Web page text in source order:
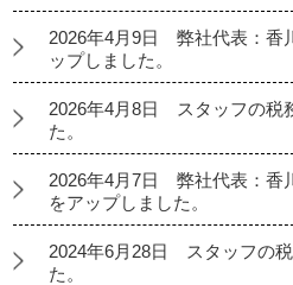
2026年4月9日 弊社代表：香
ップしました。
2026年4月8日 スタッフの税
た。
2026年4月7日 弊社代表：香
をアップしました。
2024年6月28日 スタッフの
た。